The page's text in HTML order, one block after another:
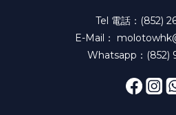
Tel 電話：(852)
E-Mail：
Whatsapp：(852)